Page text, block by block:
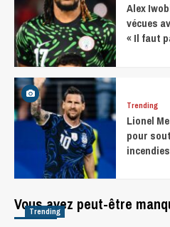
Alex
vécues
« Il faut
Trending
Lionel
pour
Vous avez peut-être
Trending